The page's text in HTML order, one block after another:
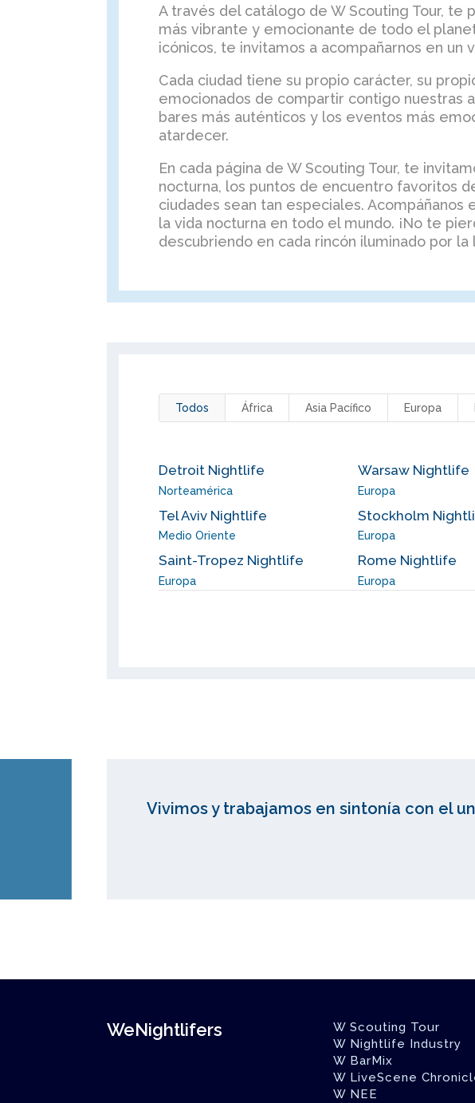
A través del catálogo de W Scouting Tour, te
más vibrante y emocionante de todo el
icónicos, te invitamos a acompañarnos en un
Cada ciudad tiene su propio carácter, su
emocionados de compartir contigo nuestras
bares más auténticos y los eventos más
atardecer.
En cada página de W Scouting Tour, te
nocturna, los puntos de encuentro favoritos
ciudades sean tan especiales.
la vida nocturna en todo el mundo. ¡No te
descubriendo en cada rincón iluminado por la
Todos África Asia Pacífico Europa
Detroit Nightlife
Norteamérica
Warsaw Nightlife
Europa
Tel Aviv Nightlife
Medio Oriente
Stockholm
Europa
Saint-Tropez Nightlife
Europa
Rome Nightlife
Europa
Vivimos y trabajamos en sintonía con el
WeNightlifers
W Scouting Tour
W Nightlife Industry
W BarMix
W LiveScene
W NEE